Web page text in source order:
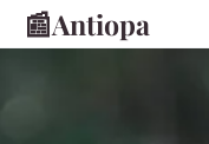
📰Antiopa